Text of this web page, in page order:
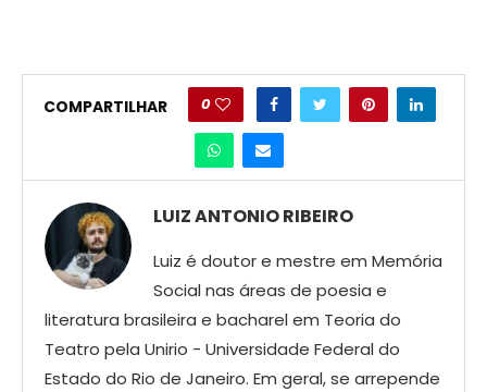
COMPARTILHAR 0
LUIZ ANTONIO RIBEIRO
Luiz é doutor e mestre em Memória
Social nas áreas de poesia e
literatura brasileira e bacharel em Teoria do
Teatro pela Unirio - Universidade Federal do
Estado do Rio de Janeiro. Em geral, se arrepende